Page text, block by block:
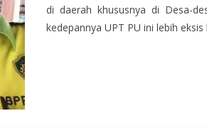
di daerah khususnya di Desa-
kedepannya UPT PU ini lebih